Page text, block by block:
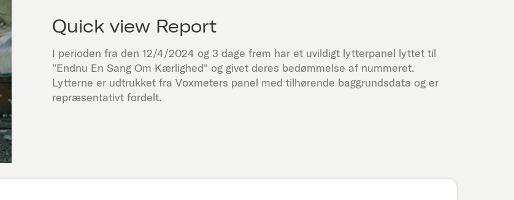
Quick view Report
I perioden fra den 12/4/2024 og 3 dage frem har et uvildigt lytterpanel lyttet til
"Endnu En Sang Om Kærlighed" og givet deres bedømmelse af nummeret.
Lytterne er udtrukket fra Voxmeters panel med tilhørende baggrundsdata og er
repræsentativt fordelt.